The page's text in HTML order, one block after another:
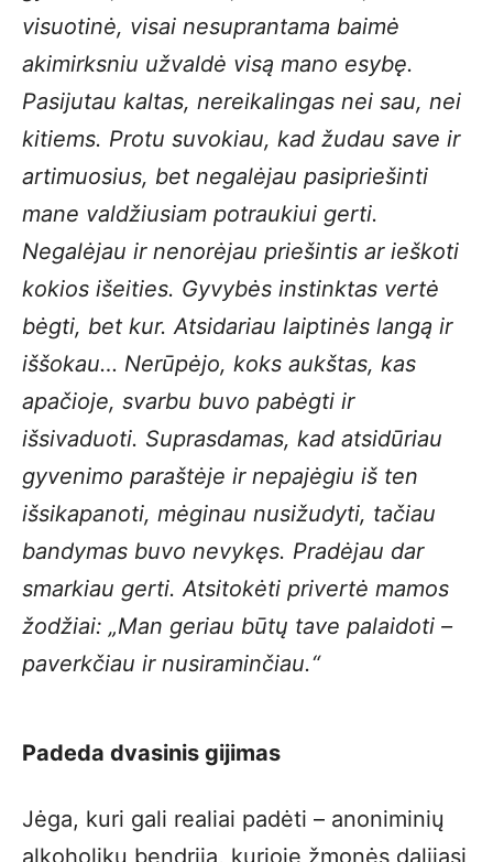
visuotinė, visai nesuprantama baimė
akimirksniu užvaldė visą mano esybę.
Pasijutau kaltas, nereikalingas nei sau, nei
kitiems. Protu suvokiau, kad žudau save ir
artimuosius, bet negalėjau pasipriešinti
mane valdžiusiam potraukiui gerti.
Negalėjau ir nenorėjau priešintis ar ieškoti
kokios išeities. Gyvybės instinktas vertė
bėgti, bet kur. Atsidariau laiptinės langą ir
iššokau… Nerūpėjo, koks aukštas, kas
apačioje, svarbu buvo pabėgti ir
išsivaduoti. Suprasdamas, kad atsidūriau
gyvenimo paraštėje ir nepajėgiu iš ten
išsikapanoti, mėginau nusižudyti, tačiau
bandymas buvo nevykęs. Pradėjau dar
smarkiau gerti. Atsitokėti privertė mamos
žodžiai: „Man geriau būtų tave palaidoti –
paverkčiau ir nusiraminčiau.“
Padeda dvasinis gijimas
Jėga, kuri gali realiai padėti – anoniminių
alkoholikų bendrija, kurioje žmonės dalijasi